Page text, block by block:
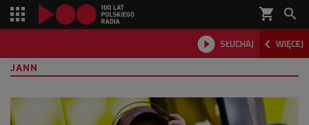
shopping_cart 
 SŁUCHAJ  WIĘCEJ

JANN